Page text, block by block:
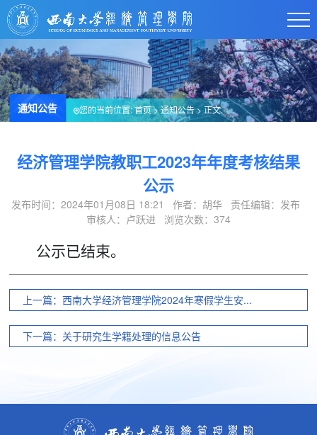
通知公告 您的当前位置:首页>通知公告> 正文
经济管理学院教职工2023年年度考核结果
公示
发布时间：2024年01月08日 18:21 作者：胡华 责任编辑：发布
审核人：卢跃进 浏览次数： 374
公示已结束。
上一篇：西南大学经济管理学院2024年寒假学生安...
下一篇：关于研究生学籍处理的信息公告